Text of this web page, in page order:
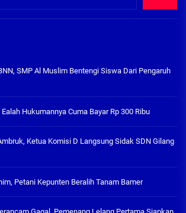
SMP Al Muslim Bentengi Siswa Dari Pengaruh
Hukumannya Cuma Bayar Rp 300 Ribu
Ketua Komisi D Langsung Sidak SDN Gilang
Petani Kepunten Beralih Tanam Bamer